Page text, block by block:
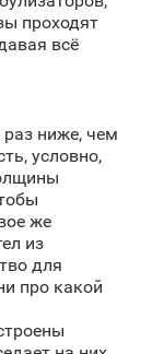
проходят
всё
ниже, чем
условно,
же
из
для
про какой